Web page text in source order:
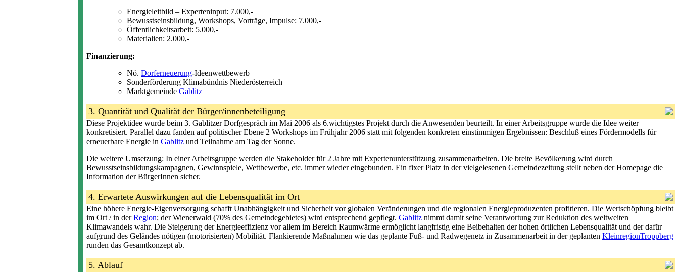
Energieleitbild – Experteninput: 7.000,-
Bewusstseinsbildung, Workshops, Vorträge, Impulse: 7.000,-
Öffentlichkeitsarbeit: 5.000,-
Materialien: 2.000,-
Finanzierung:
Nö. Dorferneuerung-Ideenwettbewerb
Sonderförderung Klimabündnis Niederösterreich
Marktgemeinde Gablitz
3. Quantität und Qualität der Bürger/innenbeteiligung
Diese Projektidee wurde beim 3. Gablitzer Dorfgespräch im Mai 2006 als 6.wichtigstes Projekt durch die Anwesenden beurteilt. In einer Arbeitsgruppe wurde die Idee weiter
konkretisiert. Parallel dazu fanden auf politischer Ebene 2 Workshops im Frühjahr 2006 statt mit folgenden konkreten einstimmigen Ergebnissen: Beschluß eines Fördermodells für
erneuerbare Energie in Gablitz und Teilnahme am Tag der Sonne.
Die weitere Umsetzung: In einer Arbeitsgruppe werden die Stakeholder für 2 Jahre mit Expertenunterstützung zusammenarbeiten. Die breite Bevölkerung wird durch
Bewusstseinsbildungskampagnen, Gewinnspiele, Wettbewerbe, etc. immer wieder eingebunden. Ein fixer Platz in der vielgelesenen Gemeindezeitung stellt neben der Homepage die
Information der BürgerInnen sicher.
4. Erwartete Auswirkungen auf die Lebensqualität im Ort
Eine höhere Energie-Eigenversorgung schafft Unabhängigkeit und Sicherheit vor globalen Veränderungen und die regionalen Energieproduzenten profitieren. Die Wertschöpfung bleibt
im Ort / in derRegion; der Wienerwald (70% des Gemeindegebietes) wird entsprechend gepflegt. Gablitz nimmt damit seine Verantwortung zur Reduktion des weltweiten
Klimawandels wahr. Die Steigerung der Energieeffizienz vor allem im Bereich Raumwärme ermöglicht langfristig eine Beibehalten der hohen örtlichen Lebensqualität und der dafür
aufgrund des Geländes nötigen (motorisierten) Mobilität. Flankierende Maßnahmen wie das geplante Fuß- und Radwegenetz in Zusammenarbeit in der geplanten KleinregionTroppberg
runden das Gesamtkonzept ab.
5. Ablauf